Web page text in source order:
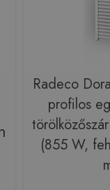
Radeco
profilos
(855 W,